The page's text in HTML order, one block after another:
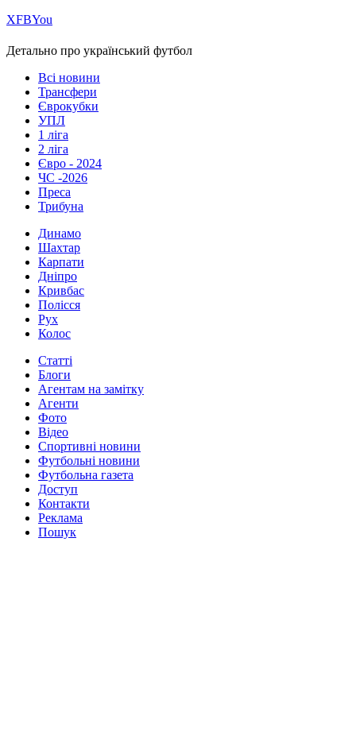
ХFBYou
Детально про український футбол
Всі новини
Трансфери
Єврокубки
УПЛ
1 ліга
2 ліга
Євро - 2024
ЧС -2026
Преса
Трибуна
Динамо
Шахтар
Карпати
Дніпро
Кривбас
Полісся
Рух
Колос
Статті
Блоги
Агентам на замітку
Агенти
Фото
Відео
Спортивні новини
Футбольні новини
Футбольна газета
Доступ
Контакти
Реклама
Пошук